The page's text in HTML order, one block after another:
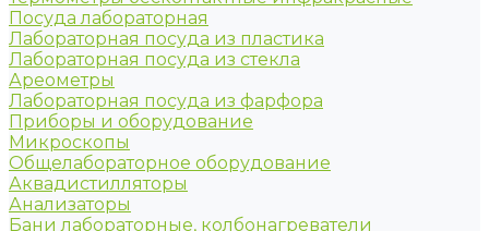
Посуда лабораторная
Лабораторная посуда из пластика
Лабораторная посуда из стекла
Ареометры
Лабораторная посуда из фарфора
Приборы и оборудование
Микроскопы
Общелабораторное оборудование
Аквадистилляторы
Анализаторы
Бани лабораторные, колбонагреватели